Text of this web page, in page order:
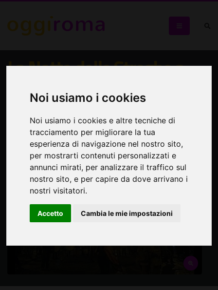
Noi usiamo i cookies
Noi usiamo i cookies e altre tecniche di
tracciamento per migliorare la tua
esperienza di navigazione nel nostro sito,
per mostrarti contenuti personalizzati e
annunci mirati, per analizzare il traffico sul
nostro sito, e per capire da dove arrivano i
nostri visitatori.
Accetto Cambia le mie impostazioni
La Notte delle Streghe a
San Giovanni